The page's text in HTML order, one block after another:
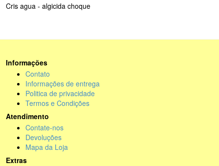
Cris agua - algicida choque
Informações
Contato
Informações de entrega
Politica de privacidade
Termos e Condições
Atendimento
Contate-nos
Devoluções
Mapa da Loja
Extras